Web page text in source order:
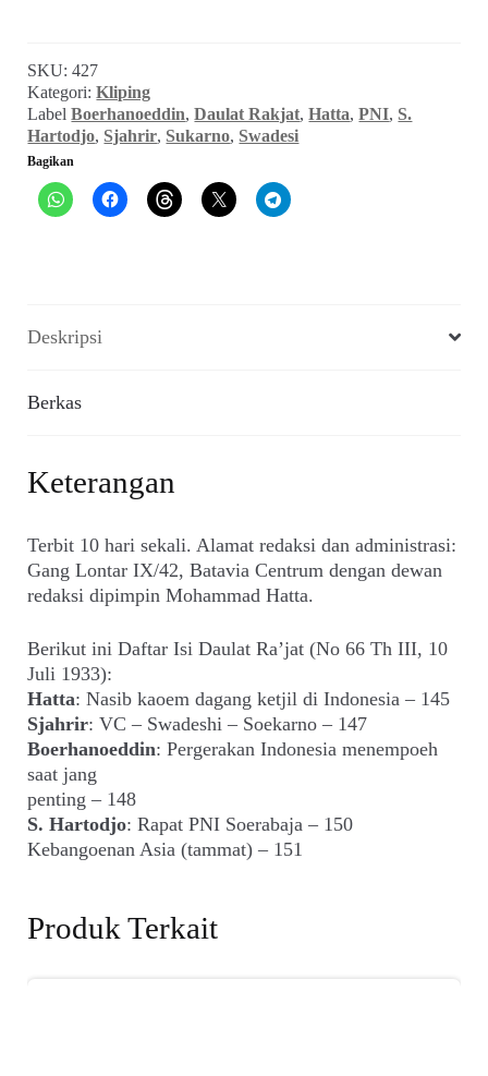
Th
III,
10
Juli
1933)
SKU:427
Kategori:Kliping
LabelBoerhanoeddin,Daulat Rakjat,Hatta,PNI, S.
Hartodjo, Sjahrir, Sukarno, Swadesi
Bagikan
Deskripsi
Berkas
Keterangan
Terbit 10 hari sekali. Alamat redaksi dan administrasi:
Gang Lontar IX/42, Batavia Centrum dengan dewan
redaksi dipimpin Mohammad Hatta.
Berikut ini Daftar Isi Daulat Ra’jat (No 66 Th III, 10
Juli 1933):
Hatta: Nasib kaoem dagang ketjil di Indonesia – 145
Sjahrir: VC – Swadeshi – Soekarno – 147
Boerhanoeddin: Pergerakan Indonesia menempoeh
saat jang
penting – 148
S. Hartodjo: Rapat PNI Soerabaja – 150
Kebangoenan Asia (tammat) – 151
Produk Terkait